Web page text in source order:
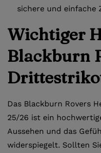
sichere und einfache
Wichtiger
Blackburn
Das Blackburn Rovers
25/26 ist ein
Aussehen und das
widerspiegelt. Sollten